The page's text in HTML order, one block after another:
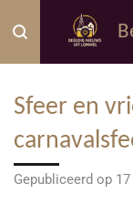
direct
naar
hoofdinhoud
Sfeer en
Gepubliceerd op